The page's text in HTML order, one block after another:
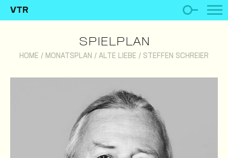
VTR
SPIELPLAN
HOME / MONATSPLAN / ALTE LIEBE / STEFFEN SCHREIER